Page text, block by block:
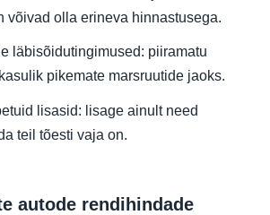
võivad olla erineva hinnastusega.
läbisõidutingimused: piiramatu
pikemate marsruutide jaoks.
lisasid: lisage ainult need
teil tõesti vaja on.
autode rendihindade